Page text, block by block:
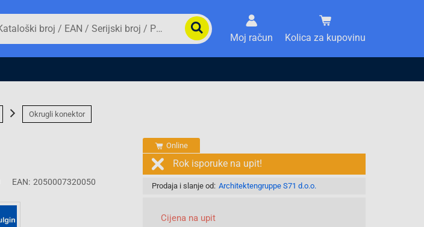
Moj račun Kolica za kupovinu
Okrugli konektor
EAN: 2050007320050
Online
Rok isporuke na upit!
Prodaja i slanje od: Architektengruppe S71 d.o.o.
Cijena na upit